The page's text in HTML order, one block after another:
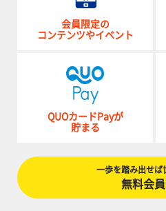
会員限定の
コンテンツやイベント
QUOカードPayが
貯まる
一歩を踏み出せば
無料会